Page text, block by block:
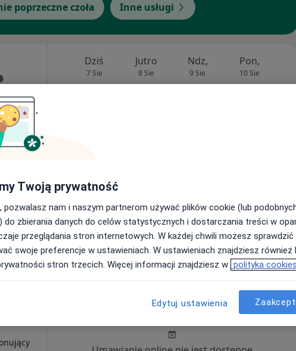
poprzeczne czoła Inne usługi
·
420 zł
420 zł
420 zł
Dziś
7 Sie
Jutro
8 Sie
Ndz,
9 Sie
Pon,
10 Sie
8 Sie 9 Sie
Pon,
10 Sie
Twoją prywatność
pozwalasz nam i naszym partnerom używać plików cookie (lub
do zbierania danych do celów statystycznych i dostarczania treści w
przeglądania stron internetowych. W każdej chwili możesz sprawdzić
swoje preferencje w ustawieniach. W ustawieniach znajdziesz również
stron trzecich. Więcej informacji znajdziesz w polityka cookies
Edytuj ustawienia